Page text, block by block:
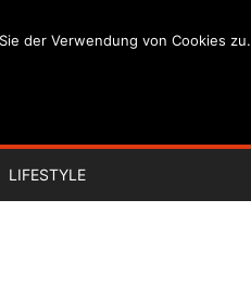
LIFESTYLE
der Verwendung von Cookies zu.